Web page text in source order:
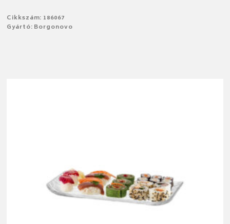
Cikkszám: 186067
Gyártó: Borgonovo